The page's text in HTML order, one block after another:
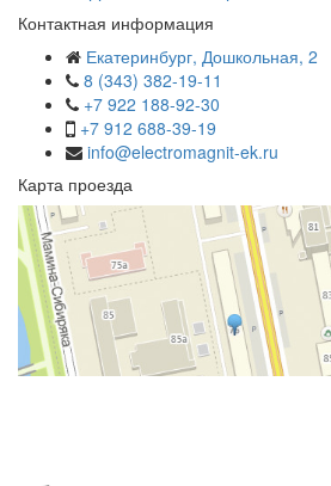
Контактная информация
Екатеринбург, Дошкольная, 2
8 (343) 382-19-11
+7 922 188-92-30
+7 912 688-39-19
info@electromagnit-ek.ru
Карта проезда